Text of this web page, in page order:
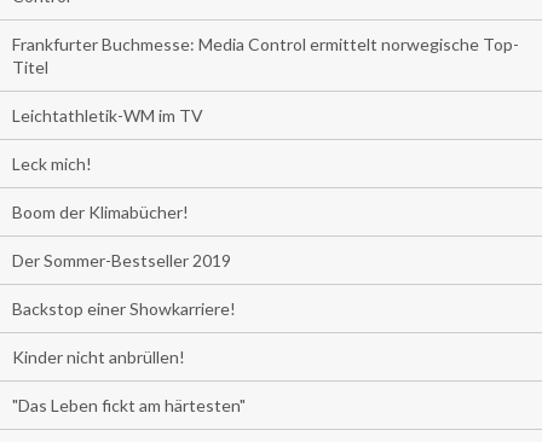
Frankfurter Buchmesse: Media Control ermittelt norwegische Top-
Titel
Leichtathletik-WM im TV
Leck mich!
Boom der Klimabücher!
Der Sommer-Bestseller 2019
Backstop einer Showkarriere!
Kinder nicht anbrüllen!
"Das Leben fickt am härtesten"